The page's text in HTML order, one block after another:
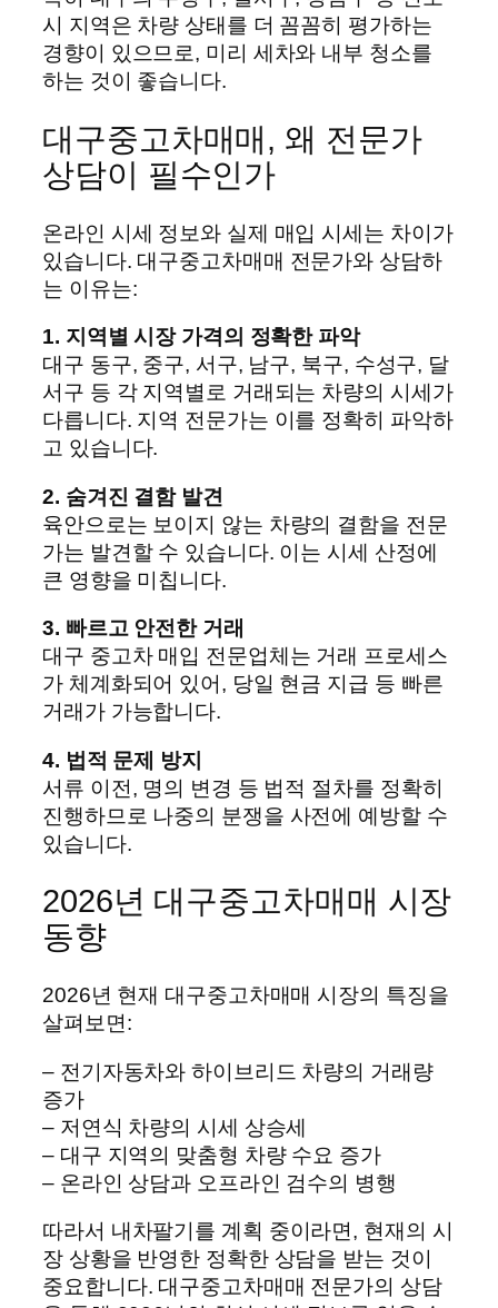
시 지역은 차량 상태를 더 꼼꼼히 평가하는
경향이 있으므로, 미리 세차와 내부 청소를
하는 것이 좋습니다.
대구중고차매매, 왜 전문가
상담이 필수인가
온라인 시세 정보와 실제 매입 시세는 차이가
있습니다. 대구중고차매매 전문가와 상담하
는 이유는:
1. 지역별 시장 가격의 정확한 파악
대구 동구, 중구, 서구, 남구, 북구, 수성구, 달
서구 등 각 지역별로 거래되는 차량의 시세가
다릅니다. 지역 전문가는 이를 정확히 파악하
고 있습니다.
2. 숨겨진 결함 발견
육안으로는 보이지 않는 차량의 결함을 전문
가는 발견할 수 있습니다. 이는 시세 산정에
큰 영향을 미칩니다.
3. 빠르고 안전한 거래
대구 중고차 매입 전문업체는 거래 프로세스
가 체계화되어 있어, 당일 현금 지급 등 빠른
거래가 가능합니다.
4. 법적 문제 방지
서류 이전, 명의 변경 등 법적 절차를 정확히
진행하므로 나중의 분쟁을 사전에 예방할 수
있습니다.
2026년 대구중고차매매 시장
동향
2026년 현재 대구중고차매매 시장의 특징을
살펴보면:
– 전기자동차와 하이브리드 차량의 거래량
증가
– 저연식 차량의 시세 상승세
– 대구 지역의 맞춤형 차량 수요 증가
– 온라인 상담과 오프라인 검수의 병행
따라서 내차팔기를 계획 중이라면, 현재의 시
장 상황을 반영한 정확한 상담을 받는 것이
중요합니다. 대구중고차매매 전문가의 상담